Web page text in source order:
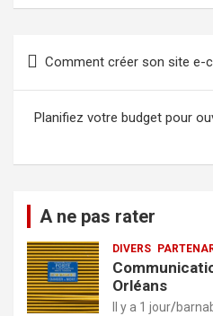
Comment créer son site e-
Planifiez votre budget pour
A ne pas rater
DIVERS
Orléans
Il y a 1 jour